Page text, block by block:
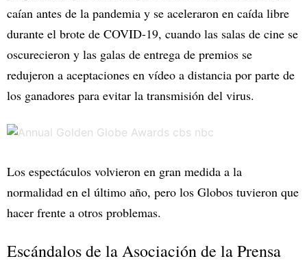
caían antes de la pandemia y se aceleraron en caída libre
durante el brote de COVID-19, cuando las salas de cine se
oscurecieron y las galas de entrega de premios se
redujeron a aceptaciones en vídeo a distancia por parte de
los ganadores para evitar la transmisión del virus.
Los espectáculos volvieron en gran medida a la
normalidad en el último año, pero los Globos tuvieron que
hacer frente a otros problemas.
Escándalos de la Asociación de la Prensa